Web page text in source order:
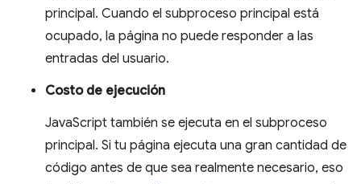
principal. Cuando el subproceso principal está
ocupado, la página no puede responder a las
entradas del usuario.
Costo de ejecución
JavaScript también se ejecuta en el subproceso
principal. Si tu página ejecuta una gran cantidad de
código antes de que sea realmente necesario, eso